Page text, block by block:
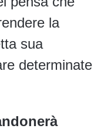
la
sua
determinate